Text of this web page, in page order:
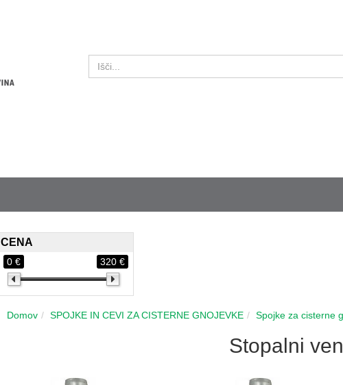
CENA
0 € 320 €
Domov SPOJKE IN CEVI ZA CISTERNE GNOJEVKE Spojke za cisterne
Stopalni